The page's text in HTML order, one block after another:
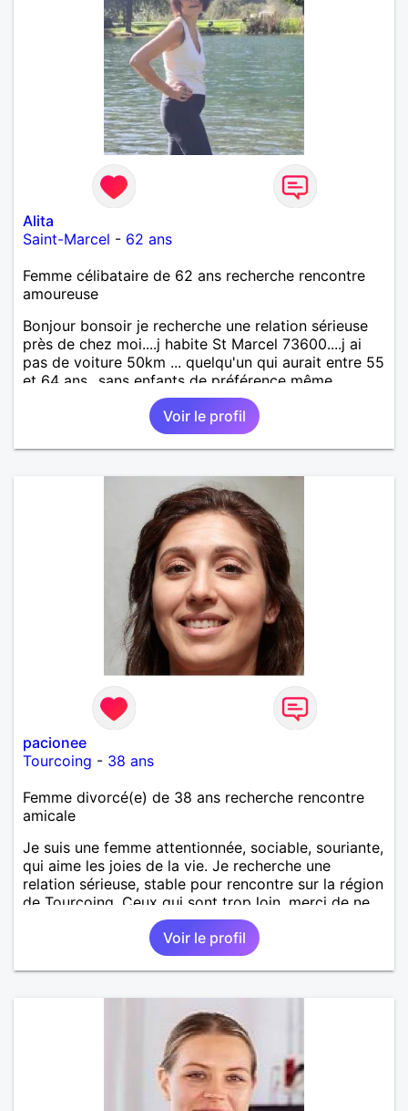
Alita
Saint-Marcel - 62 ans
Femme célibataire de 62 ans recherche rencontre
amoureuse
Bonjour bonsoir je recherche une relation sérieuse
près de chez moi....j habite St Marcel 73600....j ai
pas de voiture 50km ... quelqu'un qui aurait entre 55
et 64 ans...sans enfants de préférence même
adultes et qui n aurait garder aucun contact avec
une où plusieurs ex...si vous correspondez à ma
recherche ecrivez moi je vous répondrai...
Voir le profil
pacionee
Tourcoing - 38 ans
Femme divorcé(e) de 38 ans recherche rencontre
amicale
Je suis une femme attentionnée, sociable, souriante,
qui aime les joies de la vie. Je recherche une
relation sérieuse, stable pour rencontre sur la région
de Tourcoing. Ceux qui sont trop loin, merci de ne
pas me contacter et pour les autres je ne
manquerais pas de vous répondre et ce sera avec
Voir le profil